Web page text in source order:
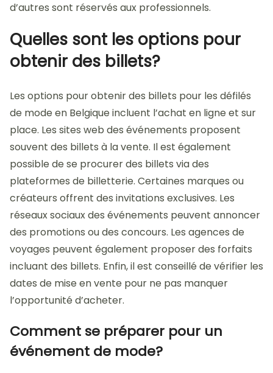
d’autres sont réservés aux professionnels.
Quelles sont les options pour
obtenir des billets?
Les options pour obtenir des billets pour les défilés
de mode en Belgique incluent l’achat en ligne et sur
place. Les sites web des événements proposent
souvent des billets à la vente. Il est également
possible de se procurer des billets via des
plateformes de billetterie. Certaines marques ou
créateurs offrent des invitations exclusives. Les
réseaux sociaux des événements peuvent annoncer
des promotions ou des concours. Les agences de
voyages peuvent également proposer des forfaits
incluant des billets. Enfin, il est conseillé de vérifier les
dates de mise en vente pour ne pas manquer
l’opportunité d’acheter.
Comment se préparer pour un
événement de mode?